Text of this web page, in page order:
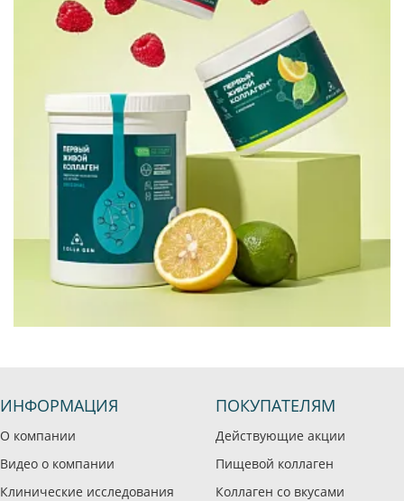
ИНФОРМАЦИЯ
О компании
Видео о компании
Клинические исследования
ПОКУПАТЕЛЯМ
Действующие акции
Пищевой коллаген
Коллаген со вкусами